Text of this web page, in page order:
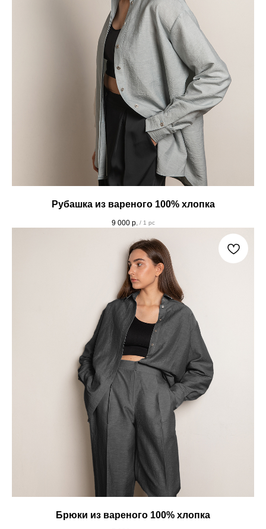
Рубашка из вареного 100% хлопка
9 000 р. / 1 pc
Брюки из вареного 100% хлопка